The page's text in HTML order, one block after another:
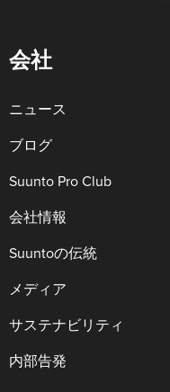
会社
ニュース
ブログ
Suunto Pro Club
会社情報
Suuntoの伝統
メディア
サステナビリティ
内部告発